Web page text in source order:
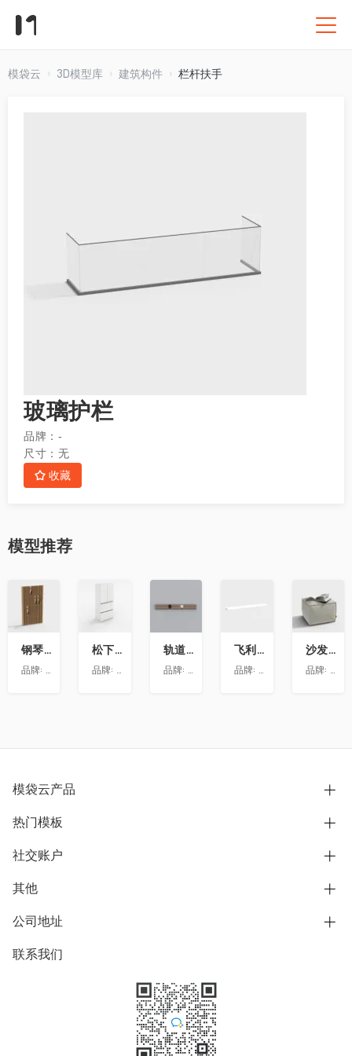
模袋云 3D模型库 建筑构件 栏杆扶手
玻璃护栏
品牌： -
尺寸： 无
收藏
模型推荐
钢琴键挂衣架9
品牌:
澳华装饰
藏
松下喜马拉雅 600L冰箱大溪地
品牌:
松下
藏
轨道插座9
品牌:
依百纳定制家具 全新VR上线 让您提前
飞利浦LS160灯带-低压灯带-100mm
品牌:
昕诺飞
收
藏
沙发凳坐墩
品牌:
澳华
模袋云产品
别墅设计营销
模型协同展示分享
别墅社区
别墅模板
热门模板
欧式别墅
中式别墅
日式别墅
社交账户
B站
抖音
微信公众号
其他
用户服务协议
隐私政策
公司地址
上海市浦东新区东方路1215-1217号
联系我们